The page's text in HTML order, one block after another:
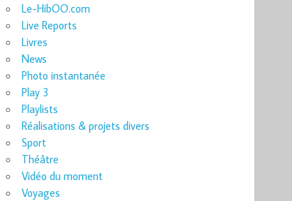
Le-HibOO.com
Live Reports
Livres
News
Photo instantanée
Play 3
Playlists
Réalisations & projets divers
Sport
Théâtre
Vidéo du moment
Voyages